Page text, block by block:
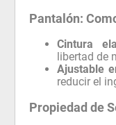
Pantalón:
Cintura
libertad de
Ajustable
reducir el
Propiedad de